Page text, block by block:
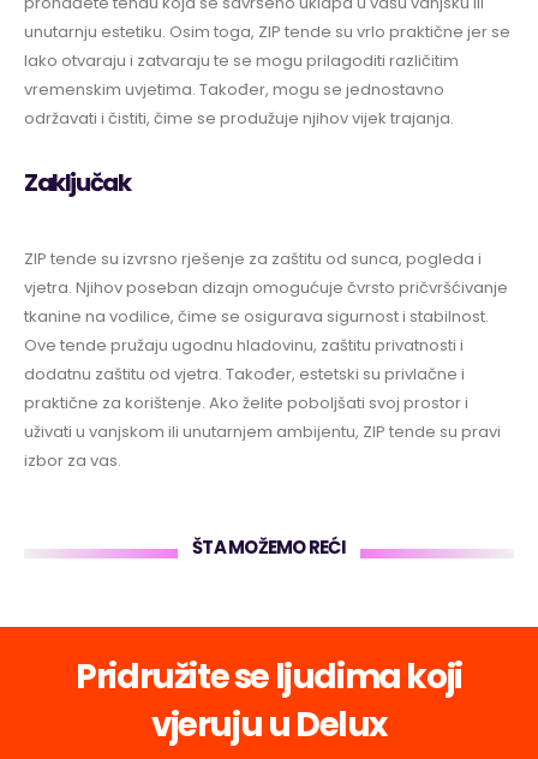
unutarnju estetiku. Osim toga, ZIP tende su vrlo praktične jer se
lako otvaraju i zatvaraju te se mogu prilagoditi različitim
vremenskim uvjetima. Također, mogu se jednostavno
održavati i čistiti, čime se produžuje njihov vijek trajanja.
Zaključak
ZIP tende su izvrsno rješenje za zaštitu od sunca, pogleda i
vjetra. Njihov poseban dizajn omogućuje čvrsto pričvršćivanje
tkanine na vodilice, čime se osigurava sigurnost i stabilnost.
Ove tende pružaju ugodnu hladovinu, zaštitu privatnosti i
dodatnu zaštitu od vjetra. Također, estetski su privlačne i
praktične za korištenje. Ako želite poboljšati svoj prostor i
uživati u vanjskom ili unutarnjem ambijentu, ZIP tende su pravi
izbor za vas.
ŠTA MOŽEMO REĆI
Pridružite se ljudima koji
vjeruju u Delux